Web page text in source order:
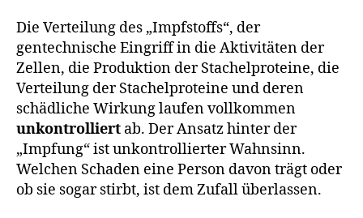
Die Verteilung des „Impfstoffs“, der
gentechnische Eingriff in die Aktivitäten der
Zellen, die Produktion der Stachelproteine, die
Verteilung der Stachelproteine und deren
schädliche Wirkung laufen vollkommen
unkontrolliert ab. Der Ansatz hinter der
„Impfung“ ist unkontrollierter Wahnsinn.
Welchen Schaden eine Person davon trägt oder
ob sie sogar stirbt, ist dem Zufall überlassen.